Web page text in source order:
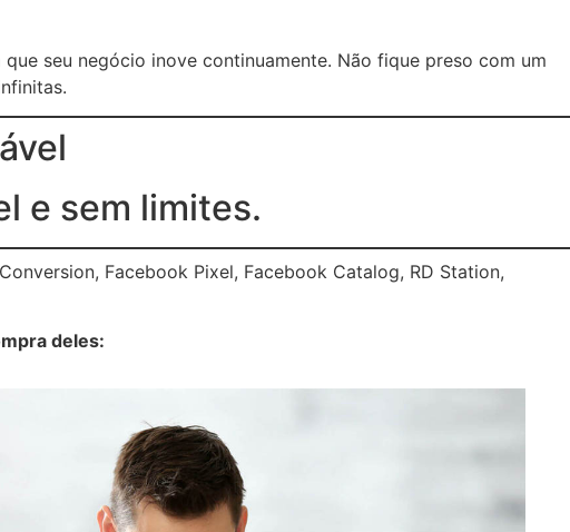
seu negócio inove continuamente. Não fique preso com um
e sem limites.
Facebook Pixel, Facebook Catalog, RD Station,
deles: